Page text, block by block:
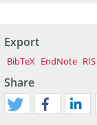
Export
BibTeX EndNote RIS
Share